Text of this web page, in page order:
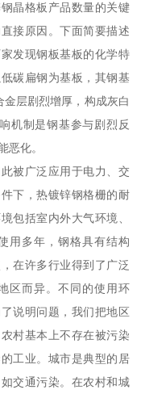
晶格板产品数量的关键
接原因。下面简要描述
发现钢板基板的化学特
碳扁钢为基板，其钢基
层剧烈增厚，构成灰白
机制是钢基参与剧烈反
恶化。
被广泛应用于电力、交
下，热镀锌钢格栅的耐
包括室内外大气环境、
用多年，钢格具有结构
在许多行业得到了广泛
区而异。不同的使用环
说明问题，我们把地区
村基本上不存在被污染
工业。城市是典型的居
交通污染。在农村和城